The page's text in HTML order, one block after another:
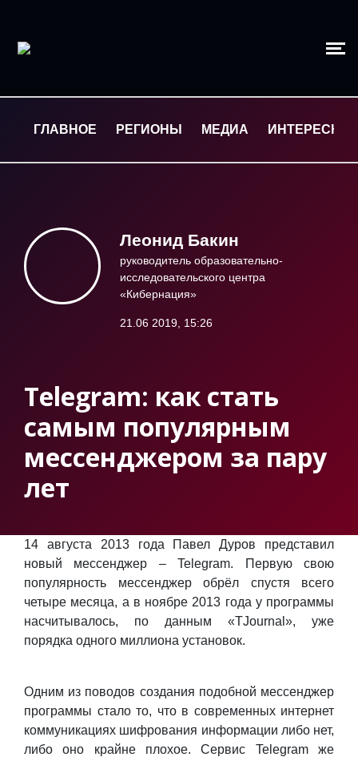
ГЛАВНОЕ РЕГИОНЫ МЕДИА ИНТЕРЕСНОЕ
Леонид Бакин
руководитель образовательно-
исследовательского центра
«Кибернация»
21.06 2019, 15:26
Telegram: как стать
самым популярным
мессенджером за пару
лет
14 августа 2013 года Павел Дуров представил
новый мессенджер – Telegram. Первую свою
популярность мессенджер обрёл спустя всего
четыре месяца, а в ноябре 2013 года у программы
насчитывалось, по данным «TJournal», уже
порядка одного миллиона установок.
Одним из поводов создания подобной мессенджер
программы стало то, что в современных интернет
коммуникациях шифрования информации либо нет,
либо оно крайне плохое. Сервис Telegram же